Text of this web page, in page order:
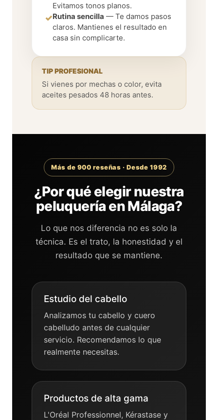
Evitamos tonos planos.
✓Rutina sencilla — Te damos pasos
claros. Mantienes el resultado en
casa sin complicarte.
TIP PROFESIONAL
Si vienes por mechas o color, evita
aceites pesados 48 horas antes.
Más de 900 reseñas · Desde 1992
¿Por qué elegir nuestra
peluquería en Málaga?
Lo que nos diferencia no es solo la
técnica. Es el trato, la honestidad y el
resultado que se mantiene.
Estudio del cabello
Analizamos tu cabello y cuero
cabelludo antes de cualquier
servicio. Recomendamos lo que
realmente necesitas.
Productos de alta gama
L'Oréal Professionnel, Kérastase y